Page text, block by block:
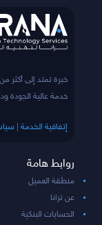
خدمة عالية الجودة
إتفاقية الخدمة
روابط هامة
منطقة العميل
عن ترانا
الحسابات البنكية